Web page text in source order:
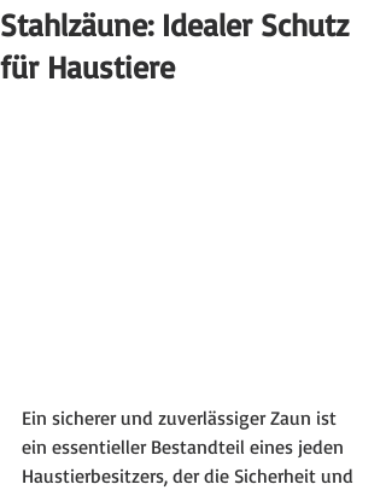
Stahlzäune: Idealer Schutz
für Haustiere
Ein sicherer und zuverlässiger Zaun ist
ein essentieller Bestandteil eines jeden
Haustierbesitzers, der die Sicherheit und